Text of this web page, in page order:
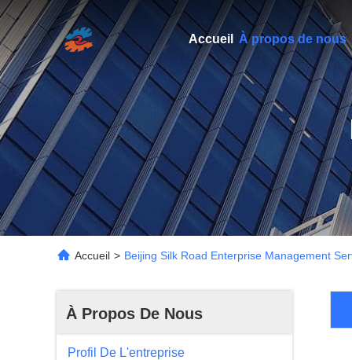
Accueil À propos de nous
Accueil > Beijing Silk Road Enterprise Management
À Propos De Nous
Profil De L'entreprise